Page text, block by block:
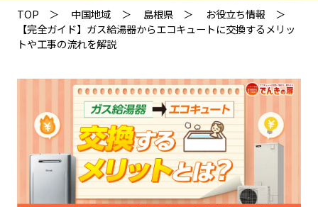
TOP 中国地域 島根県
お役立ち情報
【完全ガイド】ガス給湯器からエコキュートに交換するメリッ
トや工事の流れを解説